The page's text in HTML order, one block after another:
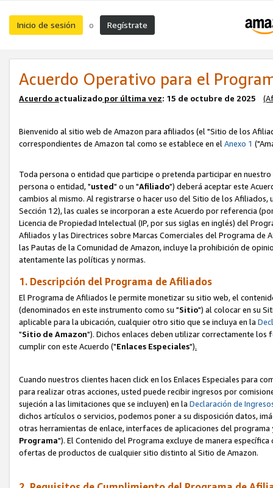
Inicio de sesión o Regístrate
Acuerdo Operativo para el
Acuerdo actualizado por última vez: 15 de octubre de 2025
Bienvenido al sitio web de Amazon para afiliados (el "Sitio de los
correspondientes de Amazon tal como se establece en elAnexo 1
Toda persona o entidad que participe o pretenda participar en
persona o entidad, "usted" o un "Afiliado") deberá aceptar este
cambios al mismo. Al registrarse o hacer uso del Sitio de los
Sección 12), las cuales se incorporan a este Acuerdo por referencia
Licencia de Propiedad Intelectual (IP, por sus siglas en inglés) del
Afiliados y las Directrices sobre Marcas Comerciales del Programa
las Pautas de la Comunidad de Amazon, incluye la prohibición de
atentamente las políticas y normas.
1. Descripción del Programa de Afiliados
El Programa de Afiliados le permite monetizar su sitio web, el
(denominados en este instrumento como su "Sitio") al colocar en su
aplicable para la ubicación, cualquier otro sitio que se incluya en la
"Sitio de Amazon"). Dichos enlaces deben utilizar correctamente los
cumplir con este Acuerdo ("Enlaces Especiales").
Cuando nuestros clientes hacen click en los Enlaces Especiales para
para realizar otras acciones, usted puede recibir ingresos por
sujeción a las limitaciones que se incluyen) en la Declaración de
dichos artículos o servicios, podemos poner a su disposición datos,
otras herramientas de enlace, interfaces de aplicaciones del
Programa"). El Contenido del Programa excluye de manera
ofertas de productos de cualquier sitio distinto al Sitio de Amazon.